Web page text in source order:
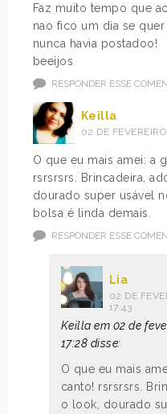
Faz muito tempo que
nao fico um dia se quer
nunca havia postadoo!
beeijos
RESPONDER ESSE
Keilla
02 DE
O que eu mais amei: a
rsrsrsrs. Brincadeira,
dourado super usável
bolsa é linda demais.
RESPONDER ESSE
Lia
02 DE
17:43
Keilla em 02 de
17:28 disse:
O que eu mais
canto! rsrsrsrs.
o look, dourado